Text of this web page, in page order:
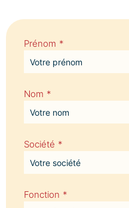
Prénom *
Nom *
Société *
Fonction *